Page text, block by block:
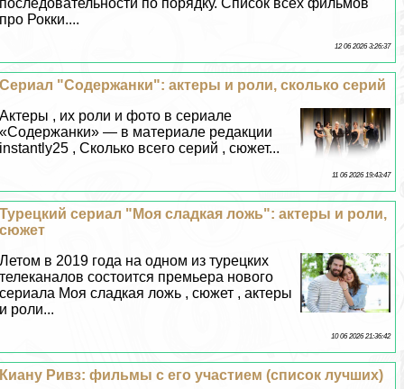
про Рокки....
12 06 2026 3:26:37
Сериал "Содержанки": актеры и роли, сколько серий
Актеры , их роли и фото в сериале
«Содержанки» — в материале редакции
instantly25 , Сколько всего серий , сюжет...
11 06 2026 19:43:47
Турецкий сериал "Моя сладкая ложь": актеры и роли,
сюжет
Летом в 2019 года на одном из турецких
телеканалов состоится премьера нового
сериала Моя сладкая ложь , сюжет , актеры
и роли...
10 06 2026 21:36:42
Киану Ривз: фильмы с его участием (список лучших)